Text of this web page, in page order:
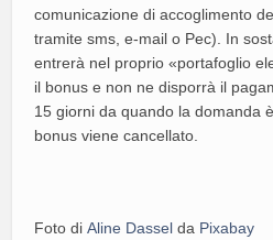
comunicazione di accoglimento
tramite sms, e-mail o Pec). In
entrerà nel proprio «portafoglio
il bonus e non ne disporrà il
15 giorni da quando la domanda
bonus viene cancellato.
Foto diAline Dassel da Pixabay